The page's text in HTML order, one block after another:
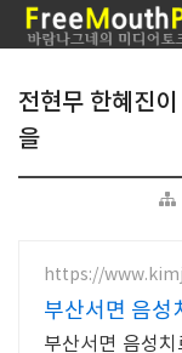
전현무 한혜진
을
https://
부산서면 음성
부산서면 음성